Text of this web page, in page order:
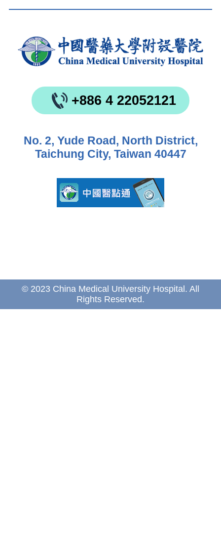
+886 4 22052121
No. 2, Yude Road, North District,
Taichung City, Taiwan 40447
© 2023 China Medical University Hospital. All
Rights Reserved.